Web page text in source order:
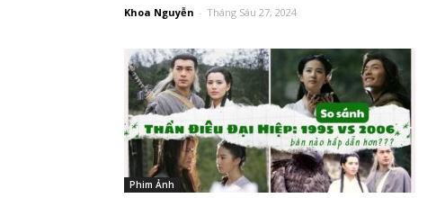
Khoa Nguyễn - Tháng Sáu 27, 2024
Phim Ảnh